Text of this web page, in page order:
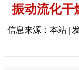
振动流化干
信息来源：本站 |